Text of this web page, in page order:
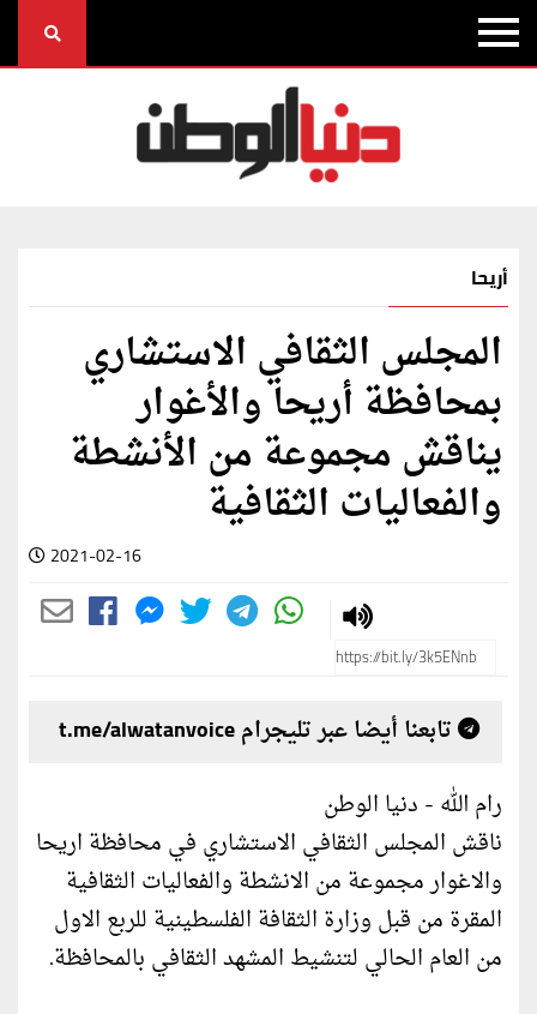
أريحا
المجلس الثقافي الاستشاري
بمحافظة أريحا والأغوار
يناقش مجموعة من الأنشطة
والفعاليات الثقافية
2021-02-16
تابعنا أيضا عبر تليجرام t.me/alwatanvoice
رام الله - دنيا الوطن
ناقش المجلس الثقافي الاستشاري في محافظة اريحا
والاغوار مجموعة من الانشطة والفعاليات الثقافية
المقرة من قبل وزارة الثقافة الفلسطينية للربع الاول
من العام الحالي لتنشيط المشهد الثقافي بالمحافظة.